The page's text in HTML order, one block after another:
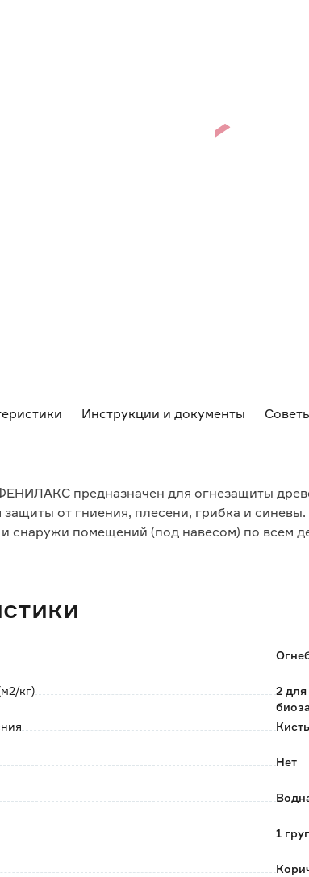
Инструкции и документы
предназначен для огнезащиты
от гниения, плесени, грибка и синевы.
снаружи помещений (под навесом) по всем
антисептик;
растворителей;
активностью.
кг)
2
Нет
1